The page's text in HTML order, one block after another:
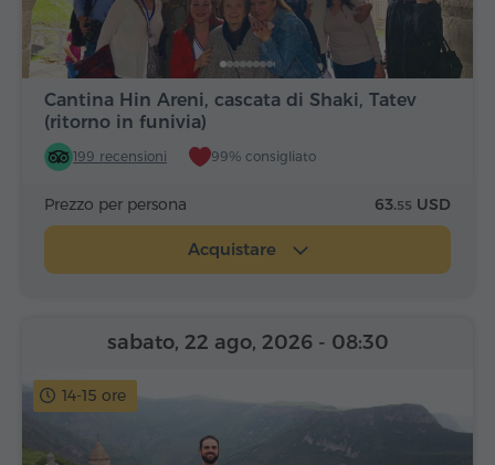
Cantina Hin Areni, cascata di Shaki, Tatev
(ritorno in funivia)
199 recensioni 99% consigliato
Prezzo per persona 63.55 USD
Acquistare
14-15 ore
sabato, 22 ago, 2026 - 08:30